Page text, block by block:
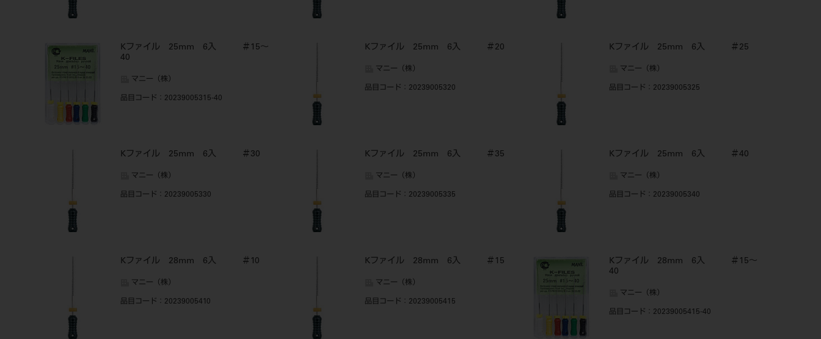
Kファイル 25mm 6入 ＃15～
40
マニー（株）
品目コード ：20239005315-40
Kファイル 25mm 6入 ＃20
マニー（株）
品目コード ：20239005320
Kファイル 25mm 6入 ＃25
マニー（株）
品目コード ：20239005325
Kファイル 25mm 6入 ＃30
マニー（株）
品目コード ：20239005330
Kファイル 25mm 6入 ＃35
マニー（株）
品目コード ：20239005335
Kファイル 25mm 6入 ＃40
マニー（株）
品目コード ：20239005340
Kファイル 28mm 6入 ＃10
マニー（株）
品目コード ：20239005410
Kファイル 28mm 6入 ＃15
マニー（株）
品目コード ：20239005415
Kファイル 28mm 6入 ＃15～
40
マニー（株）
品目コード ：20239005415-40